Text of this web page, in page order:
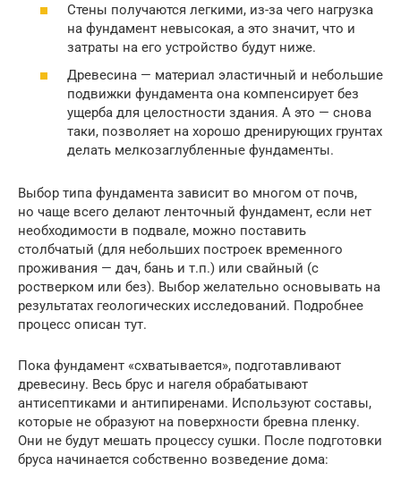
Стены получаются легкими, из-за чего нагрузка
на фундамент невысокая, а это значит, что и
затраты на его устройство будут ниже.
Древесина — материал эластичный и небольшие
подвижки фундамента она компенсирует без
ущерба для целостности здания. А это — снова
таки, позволяет на хорошо дренирующих грунтах
делать мелкозаглубленные фундаменты.
Выбор типа фундамента зависит во многом от почв,
но чаще всего делают ленточный фундамент, если нет
необходимости в подвале, можно поставить
столбчатый (для небольших построек временного
проживания — дач, бань и т.п.) или свайный (с
ростверком или без). Выбор желательно основывать на
результатах геологических исследований. Подробнее
процесс описан тут.
Пока фундамент «схватывается», подготавливают
древесину. Весь брус и нагеля обрабатывают
антисептиками и антипиренами. Используют составы,
которые не образуют на поверхности бревна пленку.
Они не будут мешать процессу сушки. После подготовки
бруса начинается собственно возведение дома: